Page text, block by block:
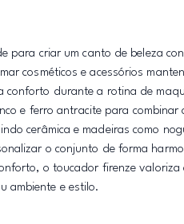
para criar um canto de beleza
cosméticos e acessórios
durante a rotina de
e ferro antracite para combinar
cerâmica e madeiras como
o conjunto de forma
o toucador firenze
ambiente e estilo.